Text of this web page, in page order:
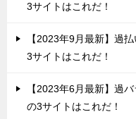
3サイトはこれだ！
【2023年9月最新】過
3サイトはこれだ！
【2023年6月最新】過
の3サイトはこれだ！